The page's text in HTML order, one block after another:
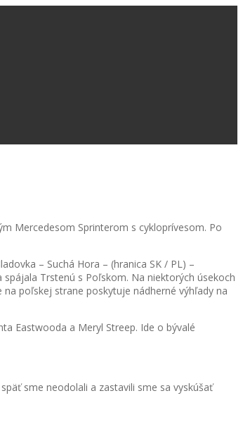
Mercedesom Sprinterom s cykloprívesom. Po
– Suchá Hora – (hranica SK / PL) –
Trstenú s Poľskom. Na niektorých úsekoch
poľskej strane poskytuje nádherné výhľady na
Eastwooda a Meryl Streep. Ide o bývalé
sme neodolali a zastavili sme sa vyskúšať